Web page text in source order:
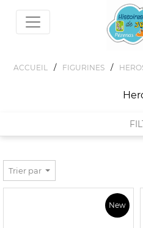
ACCUEIL / FIGURINES /
FILTRER PAR
Trier par
New